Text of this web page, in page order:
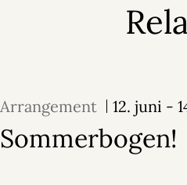
Arrangement 12. juni -
Sommerbogen!